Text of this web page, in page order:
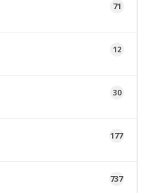
71
12
30
177
737